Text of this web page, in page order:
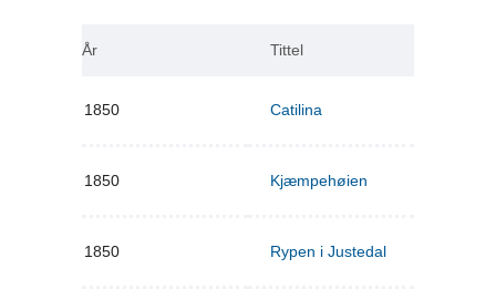
År Tittel
1850 Catilina
1850 Kjæmpehøien
1850 Rypen i Justedal